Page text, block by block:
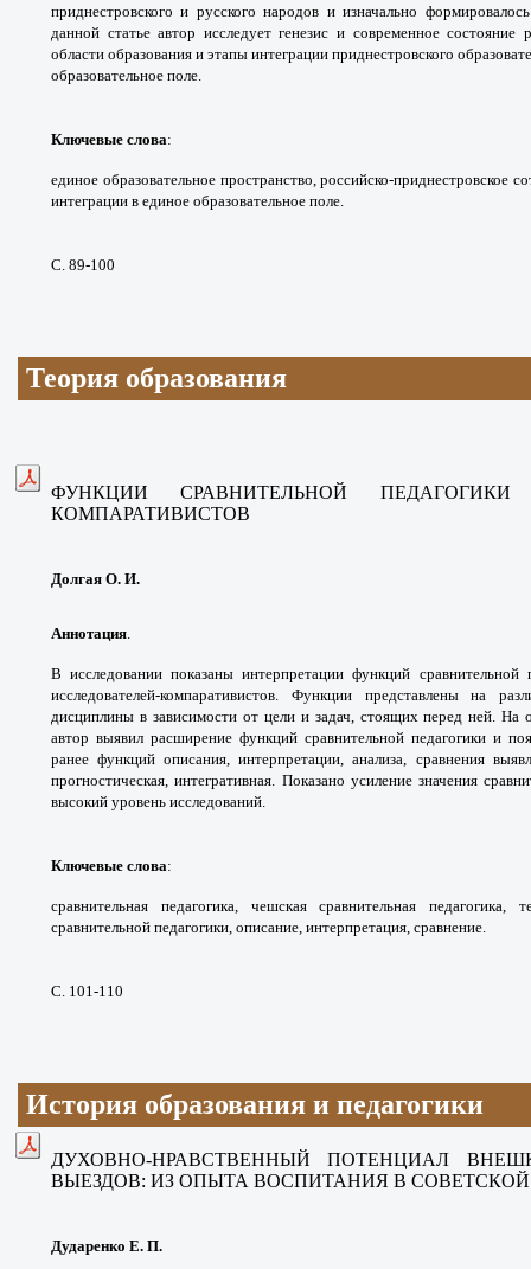
приднестровского и русского народов и изначально
данной статье автор исследует генезис и современное состояние
области образования и этапы интеграции приднестровского
образовательное поле.
Ключевые слова:
единое образовательное пространство, российско-приднестровское
интеграции в единое образовательное поле.
С. 89-100
Теория образования
ФУНКЦИИ СРАВНИТЕЛЬНОЙ
КОМПАРАТИВИСТОВ
Долгая О. И.
Аннотация.
В исследовании показаны интерпретации функций
исследователей-компаративистов. Функции представлены на
дисциплины в зависимости от цели и задач, стоящих перед ней. На
автор выявил расширение функций сравнительной педагогики и
ранее функций описания, интерпретации, анализа, сравнения
прогностическая, интегративная. Показано усиление значения
высокий уровень исследований.
Ключевые слова:
сравнительная педагогика, чешская сравнительная педагогика,
сравнительной педагогики, описание, интерпретация, сравнение.
С. 101-110
История образования и педагогики
ДУХОВНО-НРАВСТВЕННЫЙ ПОТЕНЦИАЛ
ВЫЕЗДОВ: ИЗ ОПЫТА ВОСПИТАНИЯ В
Дударенко Е. П.